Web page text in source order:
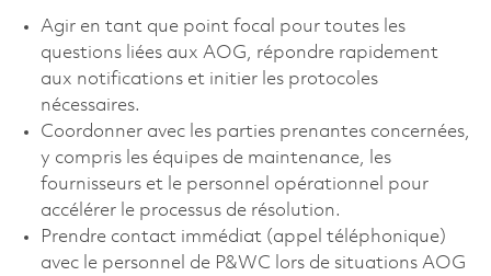
Agir en tant que point focal pour toutes les
questions liées aux AOG, répondre rapidement
aux notifications et initier les protocoles
nécessaires.
Coordonner avec les parties prenantes concernées,
y compris les équipes de maintenance, les
fournisseurs et le personnel opérationnel pour
accélérer le processus de résolution.
Prendre contact immédiat (appel téléphonique)
avec le personnel de P&WC lors de situations AOG